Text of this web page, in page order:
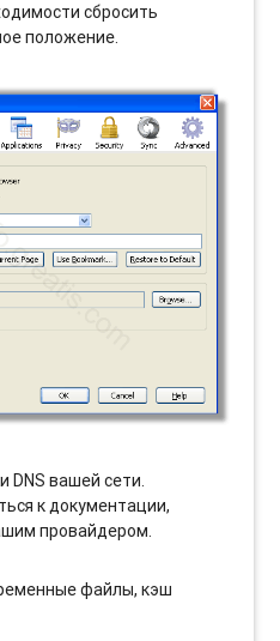
сбросить
положение.
DNS вашей сети.
к документации,
провайдером.
файлы, кэш